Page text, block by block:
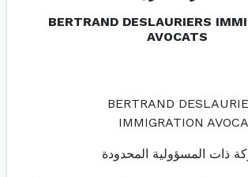
BERTRAND DESLAURIERS
AVOCATS
BERTRAND
IMMIGRATION
ذات المسؤولية المحدودة